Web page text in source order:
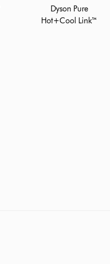
Dyson Pure
Hot+Cool Link™